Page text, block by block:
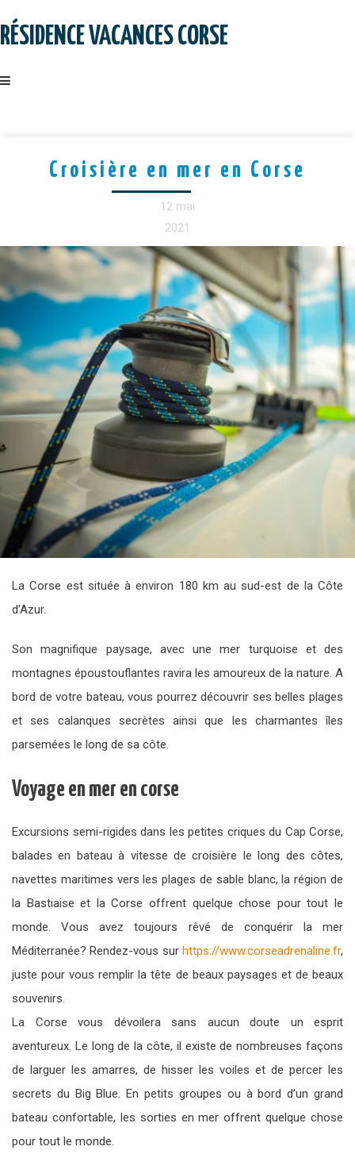
toRÉSIDENCE VACANCES CORSE
Croisière en mer en Corse
12 mai
2021
La Corse est située à environ 180 km au sud-est de la Côte
d’Azur.
Son magnifique paysage, avec une mer turquoise et des
montagnes époustouflantes ravira les amoureux de la nature. A
bord de votre bateau, vous pourrez découvrir ses belles plages
et ses calanques secrètes ainsi que les charmantes îles
parsemées le long de sa côte.
Voyage en mer en corse
Excursions semi-rigides dans les petites criques du Cap Corse,
balades en bateau à vitesse de croisière le long des côtes,
navettes maritimes vers les plages de sable blanc, la région de
la Bastiaise et la Corse offrent quelque chose pour tout le
monde. Vous avez toujours rêvé de conquérir la mer
Méditerranée? Rendez-vous sur https://www.corseadrenaline.fr,
juste pour vous remplir la tête de beaux paysages et de beaux
souvenirs.
La Corse vous dévoilera sans aucun doute un esprit
aventureux. Le long de la côte, il existe de nombreuses façons
de larguer les amarres, de hisser les voiles et de percer les
secrets du Big Blue. En petits groupes ou à bord d’un grand
bateau confortable, les sorties en mer offrent quelque chose
pour tout le monde.